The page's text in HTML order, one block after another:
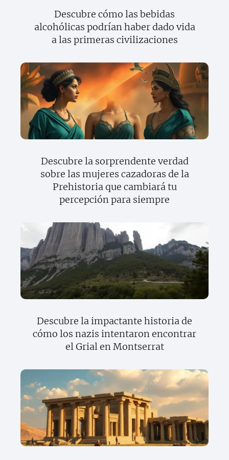
Descubre cómo las bebidas
alcohólicas podrían haber dado vida
a las primeras civilizaciones
Descubre la sorprendente verdad
sobre las mujeres cazadoras de la
Prehistoria que cambiará tu
percepción para siempre
Descubre la impactante historia de
cómo los nazis intentaron encontrar
el Grial en Montserrat